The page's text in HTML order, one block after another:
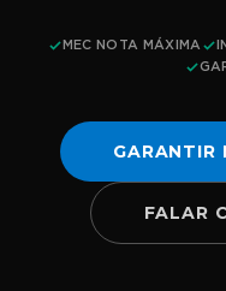
MEC NOTA MÁXIMA
GARANTIR
FALAR